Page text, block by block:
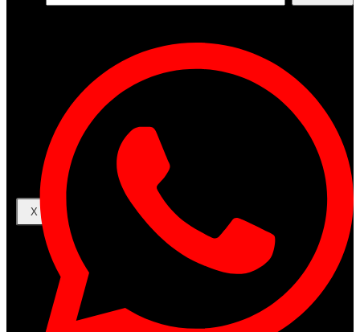
Filtros
Contacto
Acceder
Iniciar Sesion
Registro
Restablecer la contraseña
X